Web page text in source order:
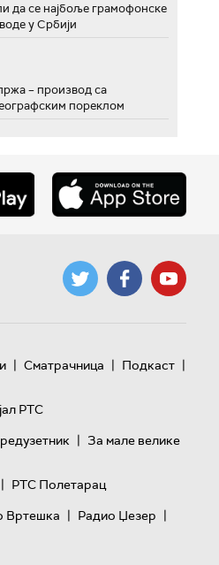
да се најбоље грамофонске
у Србији
– производ са
пореклом
| Сматрачница | Подкаст |
РТС
| За мале велике
| РТС Полетарац
Вртешка | Радио Џезер |